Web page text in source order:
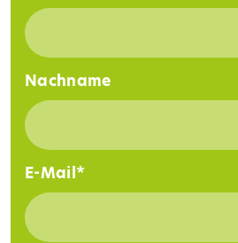
Nachname
E-Mail*